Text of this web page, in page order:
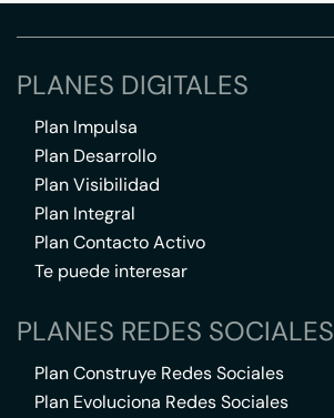
PLANES DIGITALES
Plan Impulsa
Plan Desarrollo
Plan Visibilidad
Plan Integral
Plan Contacto Activo
Te puede interesar
PLANES REDES SOCIALES
Plan Construye Redes Sociales
Plan Evoluciona Redes Sociales